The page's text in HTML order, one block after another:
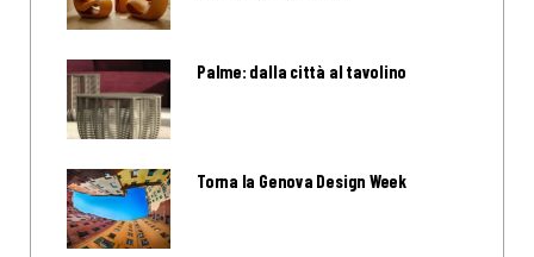
Palme: dalla città al tavolino
Torna la Genova Design Week